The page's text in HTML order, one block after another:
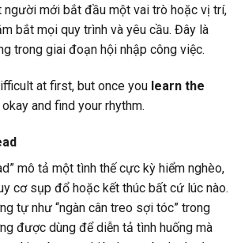
mới bắt đầu một vai trò hoặc vị trí,
bắt mọi quy trình và yêu cầu. Đây là
trong giai đoạn hội nhập công việc.
at first, but once you learn the
and find your rhythm.
mô tả một tình thế cực kỳ hiểm nghèo,
cơ sụp đổ hoặc kết thúc bất cứ lúc nào.
tự như “ngàn cân treo sợi tóc” trong
được dùng để diễn tả tình huống mà